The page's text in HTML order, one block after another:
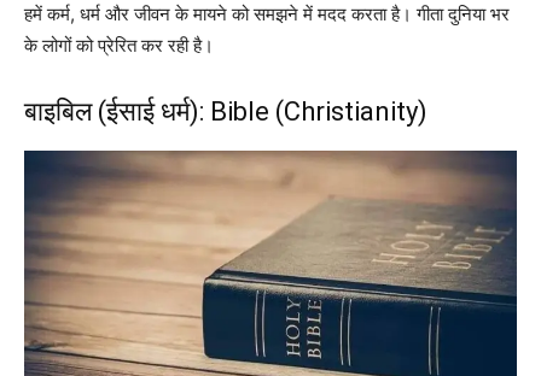
हमें कर्म, धर्म और जीवन के मायने को समझने में मदद करता है। गीता दुनिया भर
के लोगों को प्रेरित कर रही है।
बाइबिल (ईसाई धर्म): Bible (Christianity)